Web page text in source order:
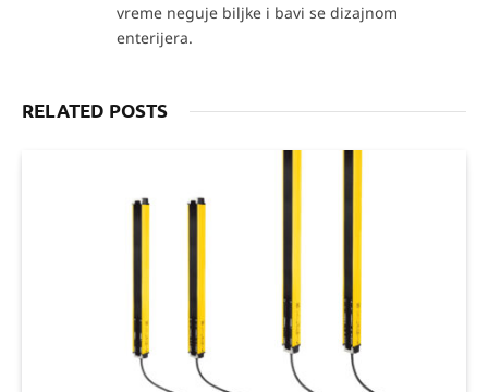
vreme neguje biljke i bavi se dizajnom
enterijera.
RELATED POSTS